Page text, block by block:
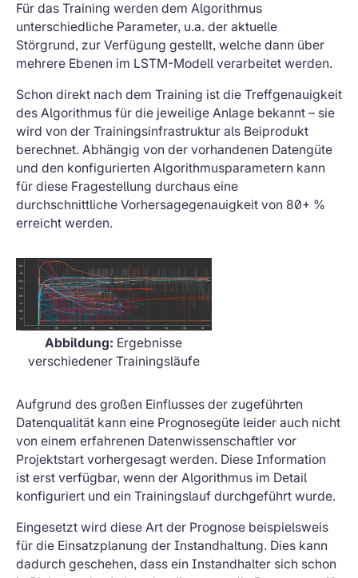
Für das Training werden dem Algorithmus
unterschiedliche Parameter, u.a. der aktuelle
Störgrund, zur Verfügung gestellt, welche dann über
mehrere Ebenen im LSTM-Modell verarbeitet werden.
Schon direkt nach dem Training ist die Treffgenauigkeit
des Algorithmus für die jeweilige Anlage bekannt – sie
wird von der Trainingsinfrastruktur als Beiprodukt
berechnet. Abhängig von der vorhandenen Datengüte
und den konfigurierten Algorithmusparametern kann
für diese Fragestellung durchaus eine
durchschnittliche Vorhersagegenauigkeit von 80+ %
erreicht werden.
Abbildung: Ergebnisse
verschiedener Trainingsläufe
Aufgrund des großen Einflusses der zugeführten
Datenqualität kann eine Prognosegüte leider auch nicht
von einem erfahrenen Datenwissenschaftler vor
Projektstart vorhergesagt werden. Diese Information
ist erst verfügbar, wenn der Algorithmus im Detail
konfiguriert und ein Trainingslauf durchgeführt wurde.
Eingesetzt wird diese Art der Prognose beispielsweis
für die Einsatzplanung der Instandhaltung. Dies kann
dadurch geschehen, dass ein Instandhalter sich schon